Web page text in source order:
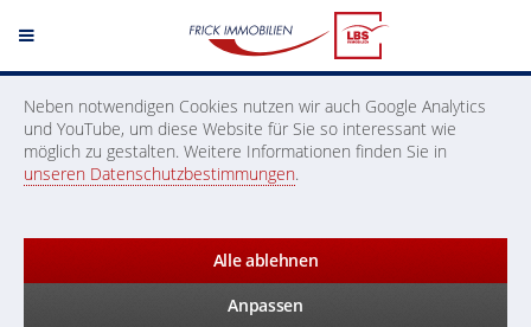
Neben notwendigen Cookies nutzen wir auch Google Analytics
und YouTube, um diese Website für Sie so interessant wie
möglich zu gestalten. Weitere Informationen finden Sie in
unseren Datenschutzbestimmungen.
Alle ablehnen
Anpassen